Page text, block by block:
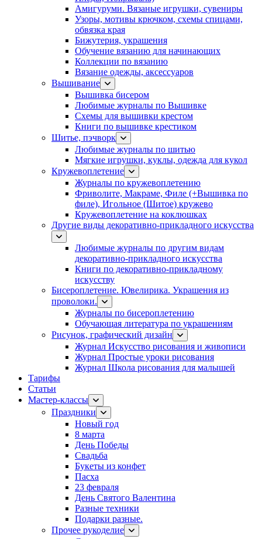
Амигуруми. Вязаные игрушки, сувениры
Узоры, мотивы крючком, схемы спицами,
обвязка края
Бижутерия, украшения
Обучение вязанию для начинающих
Коллекции по вязанию
Вязание одежды, аксессуаров
Вышивание
Вышивка бисером
Любимые журналы по Вышивке
Схемы для вышивки крестом
Книги по вышивке крестиком
Шитье, пэчворк
Любимые журналы по шитью
Мягкие игрушки, куклы, одежда для кукол
Кружевоплетение
Журналы по кружевоплетению
Фриволите, Макраме, Филе (+Вышивка по
филе), Игольное (Шитое) кружево
Кружевоплетение на коклюшках
Другие виды декоративно-прикладного искусства
Любимые журналы по другим видам
декоративно-прикладного искусства
Книги по декоративно-прикладному
искусству
Бисероплетение. Ювелирика. Украшения из
проволоки.
Журналы по бисероплетению
Обучающая литература по украшениям
Рисунок, графический дизайн
Журнал Искусство рисования и живописи
Журнал Простые уроки рисования
Журнал Школа рисования для малышей
Тарифы
Статьи
Мастер-классы
Праздники
Новый год
8 марта
День Победы
Свадьба
Букеты из конфет
Пасха
23 февраля
День Святого Валентина
Разные техники
Подарки разные.
Прочее рукоделие